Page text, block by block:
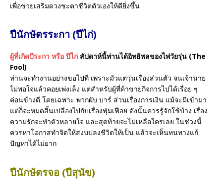
เพื่อช่วยเสริมดวงชะตาชีวิตตัวเองให้ดียิ่งขึ้น
ปีนักษัตรระกา (ปีไก่)
ผู้ที่เกิดปีระกา หรือ ปีไก่ สัปดาห์นี้ท่านได้อิทธิพลของไพ่วัยรุ่น (The
Fool)
ท่านจะทำงานอย่างขอไปที เพราะมัวแต่วุ่นเรื่องส่วนตัว จนเจ้านาย
ไม่พอใจแล้วคอยเพ่งเล็ง แต่สำหรับผู้ที่ค้าขายกิจการไปได้เรื่อย ๆ
ค่อนข้างดี โดยเฉพาะ พวกผับ บาร์ ส่วนเรื่องการเงิน แม้จะมีเข้ามา
แต่ก็จะหมดสิ้นเปลืองไปกับเรื่องฟุ่มเฟือย ดังนั้นควรรู้จักใช้บ้าง เรื่อง
ความรักจะทำตัวหลายใจ และสุดท้ายจะไม่เหลือใครเลย ในช่วงนี้
ควรหาโอกาสทำจิตให้สงบปลงชีวิตให้เป็น แล้วจะเห็นหนทางแก้
ปัญหาได้ไม่ยาก
ปีนักษัตรจอ (ปีสุนัข)